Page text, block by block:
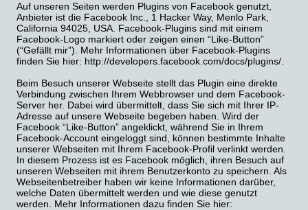
Auf unseren Seiten werden Plugins von Facebook genutzt,
Anbieter ist die Facebook Inc., 1 Hacker Way, Menlo Park,
California 94025, USA. Facebook-Plugins sind mit einem
Facebook-Logo markiert oder zeigen einen “Like-Button”
(“Gefällt mir”). Mehr Informationen über Facebook-Plugins
finden Sie hier: http://developers.facebook.com/docs/plugins/.
Beim Besuch unserer Webseite stellt das Plugin eine direkte
Verbindung zwischen Ihrem Webbrowser und dem Facebook-
Server her. Dabei wird übermittelt, dass Sie sich mit Ihrer IP-
Adresse auf unsere Webseite begeben haben. Wird der
Facebook “Like-Button” angeklickt, während Sie in Ihrem
Facebook-Account eingeloggt sind, können bestimmte Inhalte
unserer Webseiten mit Ihrem Facebook-Profil verlinkt werden.
In diesem Prozess ist es Facebook möglich, ihren Besuch auf
unseren Webseiten mit ihrem Benutzerkonto zu speichern. Als
Webseitenbetreiber haben wir keine Informationen darüber,
welche Daten übermittelt werden und wie diese genutzt
werden. Mehr Informationen dazu finden Sie hier: